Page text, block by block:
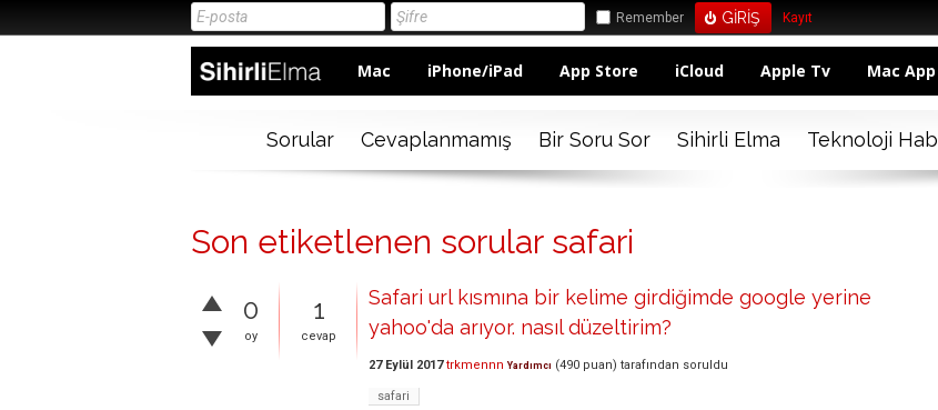
Remember Kayıt
Mac iPhone/iPad App Store iCloud Apple Tv Mac
Sorular Cevaplanmamış Bir Soru Sor Sihirli Elma Teknoloji
Son etiketlenen sorular safari
0
oy
1
cevap
Safari url kısmına bir kelime girdiğimde google yerine
yahoo'da arıyor. nasıl düzeltirim?
27 Eylül 2017 trkmennn Yardımcı (490 puan) tarafından soruldu
safari